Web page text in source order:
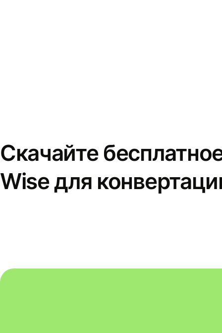
Скачайте
Wise для